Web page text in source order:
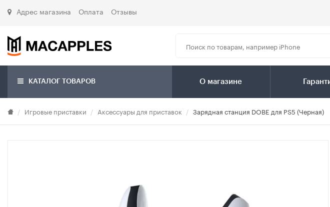
Адрес магазина Оплата Отзывы
КАТАЛОГ ТОВАРОВ О магазине
Игровые приставки Аксессуары для приставок Зарядная станция DOBE для PS5 (Черная)